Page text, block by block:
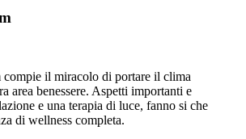
il miracolo di portare il clima
area benessere. Aspetti importanti e
e una terapia di luce, fanno si che
di wellness completa.